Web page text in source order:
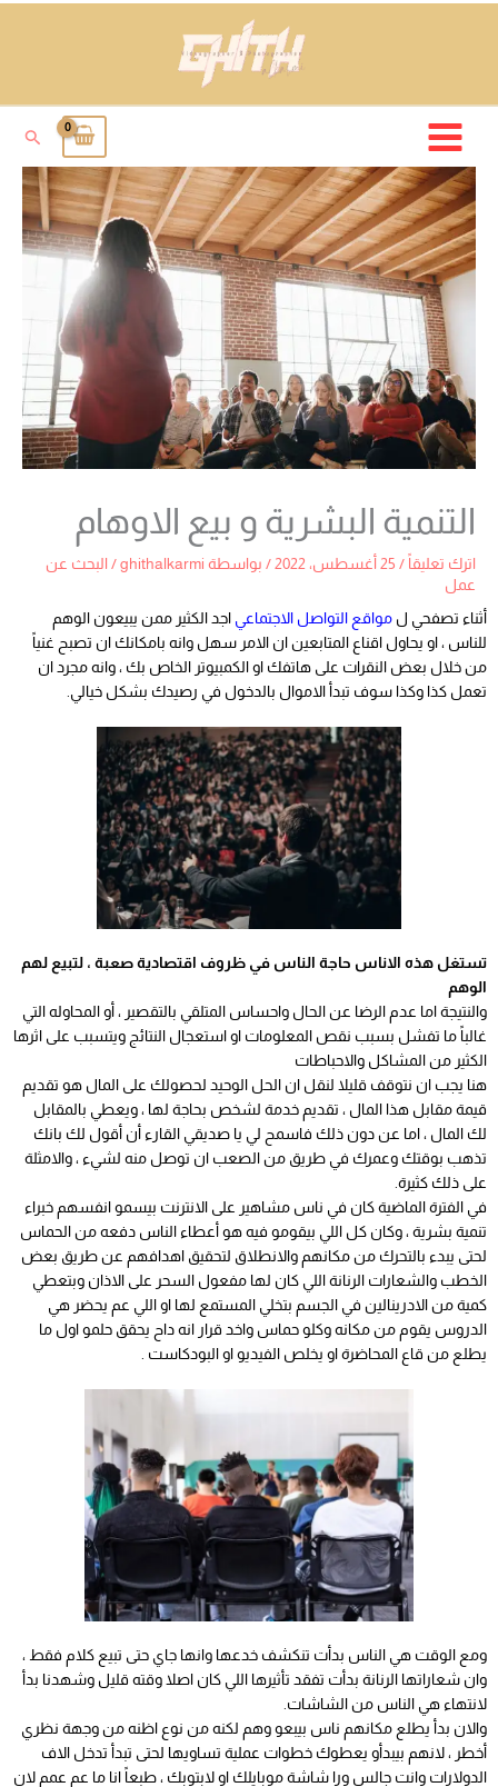
البحث
التنمية البشرية و بيع الاوهام
اترك تعليقاً / 25 أغسطس، 2022 / بواسطة ghithalkarmi
/ البحث عن
عمل
أثناء تصفحي ل مواقع التواصل الاجتماعي اجد الكثير ممن يبيعون الوهم
للناس ، او يحاول اقناع المتابعين ان الامر سهل وانه بامكانك ان تصبح غنياً
من خلال بعض النقرات على هاتفك او الكمبيوتر الخاص بك ، وانه مجرد ان
تعمل كذا وكذا سوف تبدأ الاموال بالدخول في رصيدك بشكل خيالي.
تستغل هذه الاناس حاجة الناس في ظروف اقتصادية صعبة ، لتبيع لهم
الوهم
والنتيجة اما عدم الرضا عن الحال واحساس المتلقي بالتقصير ، أو المحاوله التي
غالباً ما تفشل بسبب نقص المعلومات او استعجال النتائج ويتسبب على اثرها
الكثير من المشاكل والاحباطات
هنا يجب ان نتوقف قليلا لنقل ان الحل الوحيد لحصولك على المال هو تقديم
قيمة مقابل هذا المال ، تقديم خدمة لشخص بحاجة لها ، ويعطي بالمقابل
لك المال ، اما عن دون ذلك فاسمح لي يا صديقي القارء أن أقول لك بانك
تذهب بوقتك وعمرك في طريق من الصعب ان توصل منه لشيء ، والامثلة
على ذلك كثيرة.
في الفترة الماضية كان في ناس مشاهير على الانترنت بيسمو انفسهم خبراء
تنمية بشرية ، وكان كل اللي بيقومو فيه هو أعطاء الناس دفعه من الحماس
لحتى يبدء بالتحرك من مكانهم والانطلاق لتحقيق اهدافهم عن طريق بعض
الخطب والشعارات الرنانة اللي كان لها مفعول السحر على الاذان وبتعطي
كمية من الادرينالين في الجسم بتخلي المستمع لها او اللي عم يحضر هي
الدروس يقوم من مكانه وكلو حماس واخد قرار انه داح يحقق حلمو اول ما
يطلع من قاع المحاضرة او يخلص الفيديو او البودكاست .
ومع الوقت هي الناس بدأت تنكشف خدعها وانها جاي حتى تبيع كلام فقط ،
وان شعاراتها الرنانة بدأت تفقد تأثيرها اللي كان اصلا وقته قليل وشهدنا بدأ
لانتهاء هي الناس من الشاشات.
والان بدأ يطلع مكانهم ناس بيبعو وهم لكنه من نوع اظنه من وجهة نظري
أخطر ، لانهم بيبدأو يعطوك خطوات عملية تساويها لحتى تبدأ تدخل الاف
الدولارات وانت جالس ورا شاشة موبايلك او لابتوبك ، طبعاً انا ما عم عمم لان